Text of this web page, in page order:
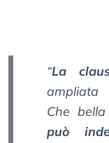
“La
ampliata
Che
può